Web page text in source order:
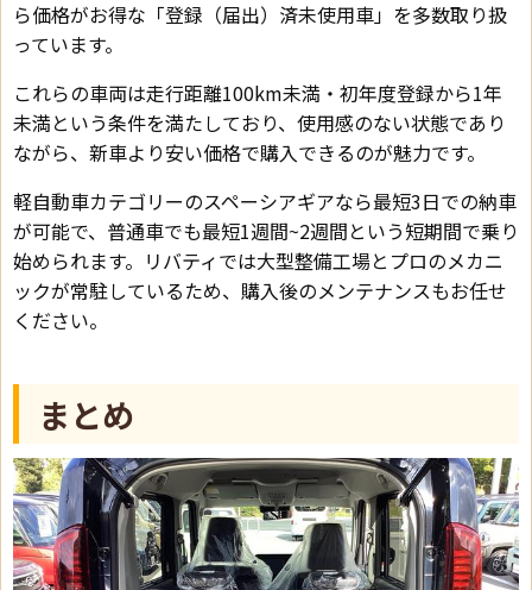
ら価格がお得な「登録（届出）済未使用車」を多数取り扱
っています。
これらの車両は走行距離100km未満・初年度登録から1年
未満という条件を満たしており、使用感のない状態であり
ながら、新車より安い価格で購入できるのが魅力です。
軽自動車カテゴリーのスペーシアギアなら最短3日での納車
が可能で、普通車でも最短1週間~2週間という短期間で乗り
始められます。リバティでは大型整備工場とプロのメカニ
ックが常駐しているため、購入後のメンテナンスもお任せ
ください。
まとめ